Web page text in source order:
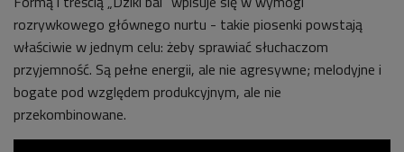
rozrywkowego głównego nurtu - takie piosenki powstają
właściwie w jednym celu: żeby sprawiać słuchaczom
przyjemność. Są pełne energii, ale nie agresywne; melodyjne i
bogate pod względem produkcyjnym, ale nie
przekombinowane.